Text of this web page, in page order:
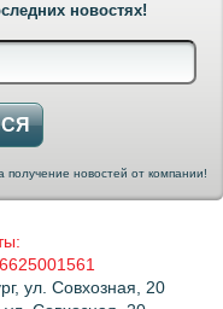
новостях!
получение новостей от компании!
ул. Совхозная, 20